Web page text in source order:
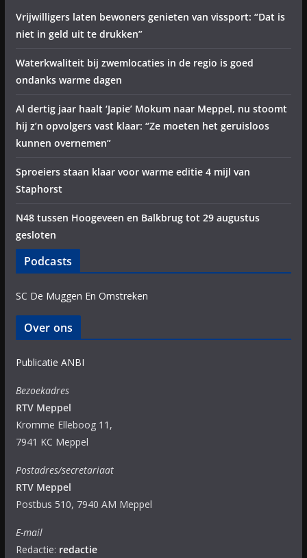
Vrijwilligers laten bewoners genieten van vissport: “Dat is
niet in geld uit te drukken”
Waterkwaliteit bij zwemlocaties in de regio is goed
ondanks warme dagen
Al dertig jaar haalt ‘Japie’ Mokum naar Meppel, nu stoomt
hij z’n opvolgers vast klaar: “Ze moeten het geruisloos
kunnen overnemen”
Sproeiers staan klaar voor warme editie 4 mijl van
Staphorst
N48 tussen Hoogeveen en Balkbrug tot 29 augustus
gesloten
Podcasts
SC De Muggen En Omstreken
Over ons
Publicatie ANBI
Bezoekadres
RTV Meppel
Kromme Elleboog 11,
7941 KC Meppel
Postadres/secretariaat
RTV Meppel
Postbus 510, 7940 AM Meppel
E-mail
Redactie: redactie